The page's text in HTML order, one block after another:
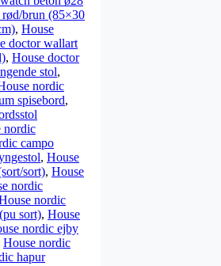
brun (85×30
, House
doctor wallart
, House doctor
stol,
nordic
spisebord,
nordic
campo
, House
sort), House
nordic
nordic
sort), House
nordic ejby
House nordic
hapur